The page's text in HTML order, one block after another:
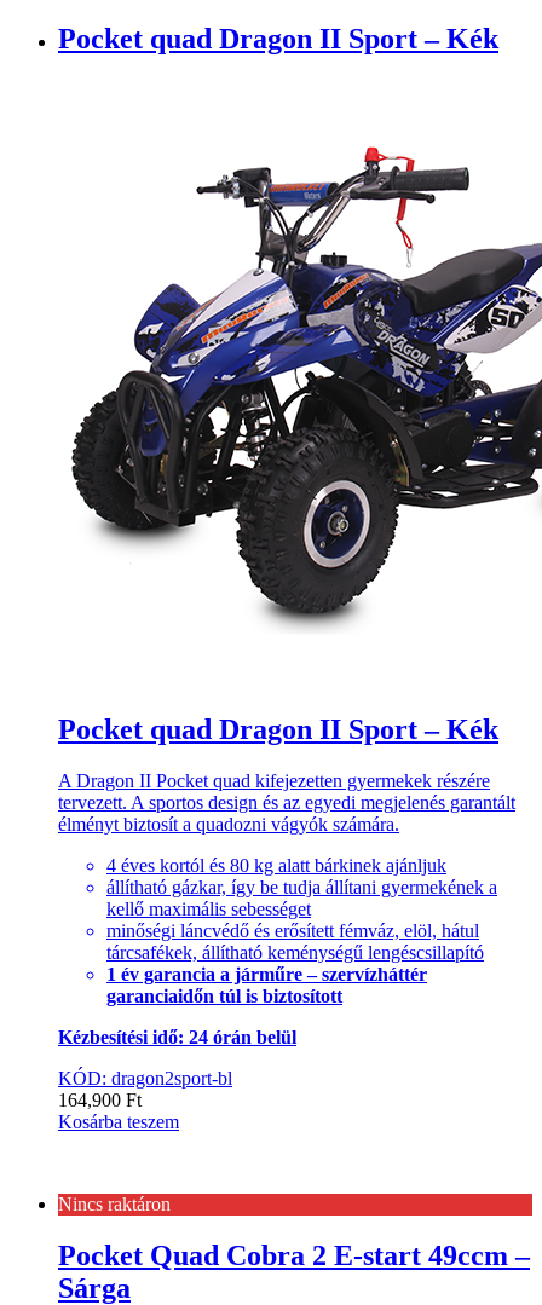
Pocket quad Dragon II Sport – Kék
Pocket quad Dragon II Sport – Kék
A Dragon II Pocket quad kifejezetten gyermekek részére
tervezett. A sportos design és az egyedi megjelenés garantált
élményt biztosít a quadozni vágyók számára.
4 éves kortól és 80 kg alatt bárkinek ajánljuk
állítható gázkar, így be tudja állítani gyermekének a
kellő maximális sebességet
minőségi láncvédő és erősített fémváz, elöl, hátul
tárcsafékek, állítható keménységű lengéscsillapító
1 év garancia a járműre – szervízháttér
garanciaidőn túl is biztosított
Kézbesítési idő: 24 órán belül
KÓD: dragon2sport-bl
164,900 Ft
Kosárba teszem
Nincs raktáron
Pocket Quad Cobra 2 E-start 49ccm –
Sárga